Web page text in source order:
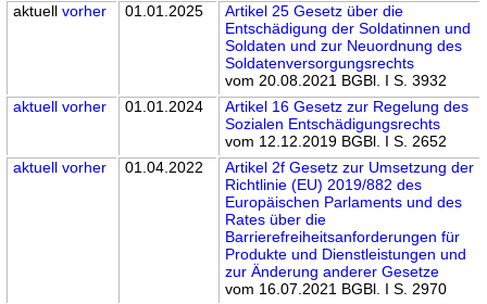
aktuellvorher 01.01.2025
Artikel 25 Gesetz über die
Entschädigung der Soldatinnen und
Soldaten und zur Neuordnung des
Soldatenversorgungsrechts
vom 20.08.2021 BGBl. I S. 3932
aktuell vorher 01.01.2024
Artikel 16 Gesetz zur Regelung des
Sozialen Entschädigungsrechts
vom 12.12.2019 BGBl. I S. 2652
aktuell vorher 01.04.2022
Artikel 2f Gesetz zur Umsetzung der
Richtlinie (EU) 2019/882 des
Europäischen Parlaments und des
Rates über die
Barrierefreiheitsanforderungen für
Produkte und Dienstleistungen und
zur Änderung anderer Gesetze
vom 16.07.2021 BGBl. I S. 2970